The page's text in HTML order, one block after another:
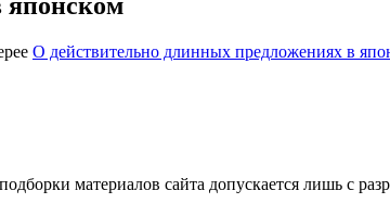
О действительно длинных предложениях в
материалов сайта допускается лишь с